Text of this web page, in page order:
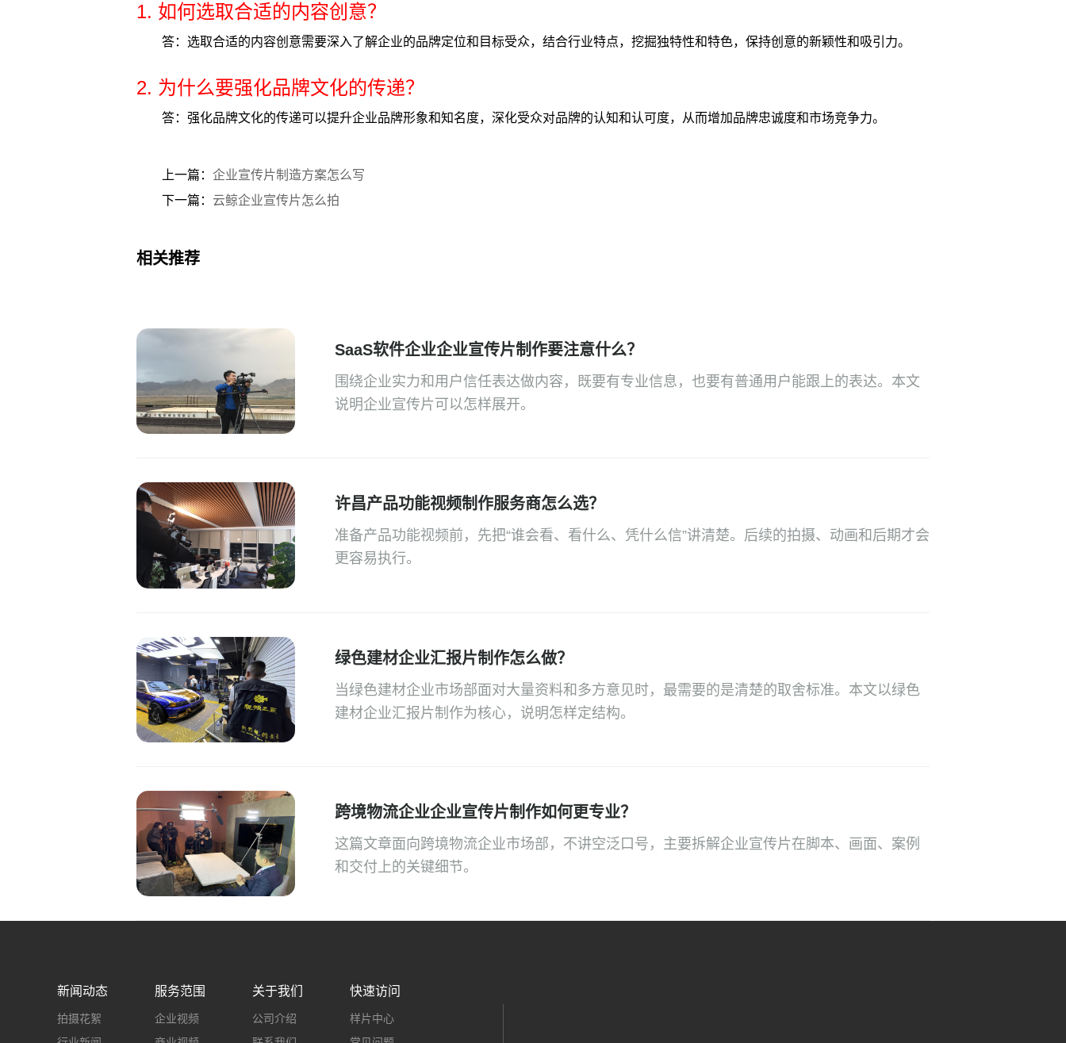
1. 如何选取合适的内容创意？
答：选取合适的内容创意需要深入了解企业的品牌定位和目标受众，结合行业特点，挖掘独特性和特色，保持创意的新颖性和吸引力。
2. 为什么要强化品牌文化的传递？
答：强化品牌文化的传递可以提升企业品牌形象和知名度，深化受众对品牌的认知和认可度，从而增加品牌忠诚度和市场竞争力。
上一篇： 企业宣传片制造方案怎么写
下一篇： 云鲸企业宣传片怎么拍
相关推荐
SaaS软件企业企业宣传片制作要注意什么？
围绕企业实力和用户信任表达做内容，既要有专业信息，也要有普通用户能跟上的表达。本文
说明企业宣传片可以怎样展开。
许昌产品功能视频制作服务商怎么选？
准备产品功能视频前，先把“谁会看、看什么、凭什么信”讲清楚。后续的拍摄、动画和后期才会
更容易执行。
绿色建材企业汇报片制作怎么做？
当绿色建材企业市场部面对大量资料和多方意见时，最需要的是清楚的取舍标准。本文以绿色
建材企业汇报片制作为核心，说明怎样定结构。
跨境物流企业企业宣传片制作如何更专业？
这篇文章面向跨境物流企业市场部，不讲空泛口号，主要拆解企业宣传片在脚本、画面、案例
和交付上的关键细节。
新闻动态
拍摄花絮
服务范围
企业视频
关于我们
公司介绍
快速访问
样片中心